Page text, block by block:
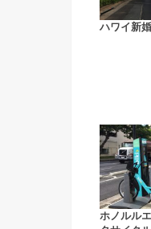
ハワイ新
ホノルル